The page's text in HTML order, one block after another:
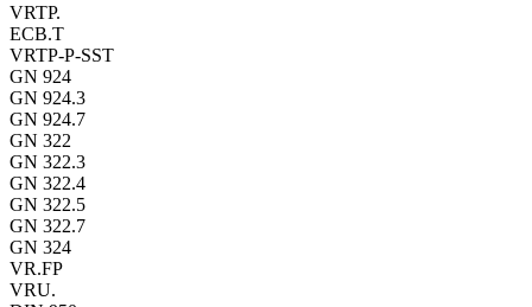
VRTP.
ECB.T
VRTP-P-SST
GN 924
GN 924.3
GN 924.7
GN 322
GN 322.3
GN 322.4
GN 322.5
GN 322.7
GN 324
VR.FP
VRU.